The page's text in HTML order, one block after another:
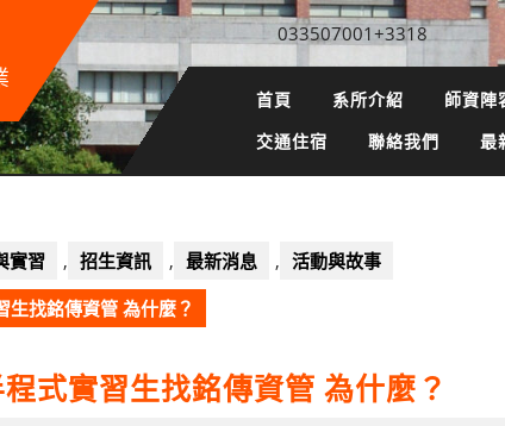
033507001+3318
首頁 系所介紹 師資陣
交通住宿
聯絡我們 最
實習 , 招生資訊 , 最新消息 , 活動與故事
生找銘傳資管 為什麼？
式實習生找銘傳資管 為什麼？